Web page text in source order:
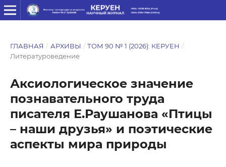
ГЛАВНАЯ / АРХИВЫ / ТОМ 90 № 1 (2026): КЕРУЕН /
Литературоведение
Аксиологическое значение
познавательного труда
писателя Е.Раушанова «Птицы
– наши друзья» и поэтические
аспекты мира природы